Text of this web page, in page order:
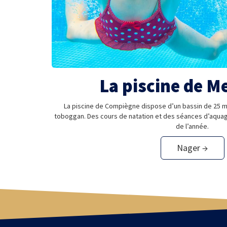
La piscine de
La piscine de Compiègne dispose d’un bassin de 25
toboggan. Des cours de natation et des séances
de l’année.
Nager →